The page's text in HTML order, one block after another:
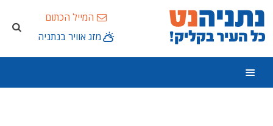
המייל הכתום
מזג אוויר בנתניה